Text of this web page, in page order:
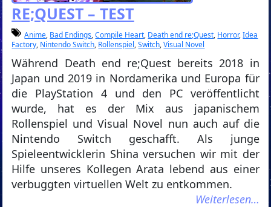
RE;QUEST – TEST
Anime, Bad Endings,Compile Heart, Death end re;Quest, Horror,Idea
Factory, Nintendo Switch, Rollenspiel,Switch,Visual Novel
Während Death end re;Quest bereits 2018 in
Japan und 2019 in Nordamerika und Europa für
die PlayStation 4 und den PC veröffentlicht
wurde, hat es der Mix aus japanischem
Rollenspiel und Visual Novel nun auch auf die
Nintendo Switch geschafft. Als junge
Spieleentwicklerin Shina versuchen wir mit der
Hilfe unseres Kollegen Arata lebend aus einer
verbuggten virtuellen Welt zu entkommen.
Weiterlesen…